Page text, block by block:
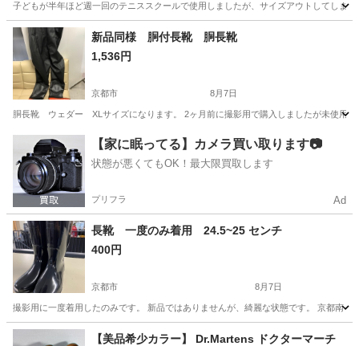
子どもが半年ほど週一回のテニススクールで使用しましたが、サイズアウトしてしま
京都 京田辺市 京田辺駅 靴 テニスシューズ
新品同様 胴付長靴 胴長靴
1,536円
京都市 8月7日
胴長靴 ウェダー XLサイズになります。 2ヶ月前に撮影用で購入しましたが未使用の
京都市 靴 胴付長靴
【家に眠ってる】カメラ買い取ります📷
状態が悪くてもOK！最大限買取します
プリフラ Ad
長靴 一度のみ着用 24.5~25 センチ
400円
京都市 8月7日
撮影用に一度着用したのみです。 新品ではありませんが、綺麗な状態です。 京都南
京都 京都市 靴
【美品希少カラー】 Dr.Martens ドクターマーチ